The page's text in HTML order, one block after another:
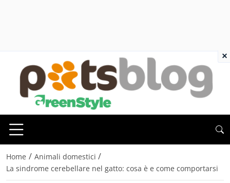
Home / Animali domestici /
La sindrome cerebellare nel gatto: cosa è e come comportarsi
×